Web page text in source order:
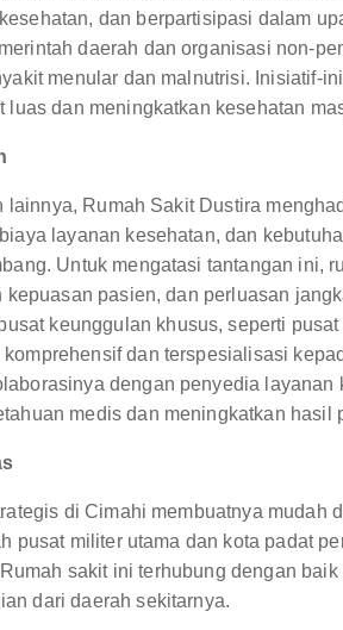
dan berpartisipasi dalam
daerah dan organisasi non-
menular dan malnutrisi. Inisiatif-
luas dan meningkatkan kesehatan
Rumah Sakit Dustira
layanan kesehatan, dan
Untuk mengatasi tantangan ini,
pasien, dan perluasan
keunggulan khusus, seperti
dan terspesialisasi
dengan penyedia
medis dan meningkatkan hasil
di Cimahi membuatnya mudah
pusat militer utama dan kota padat
sakit ini terhubung dengan
dari daerah sekitarnya.